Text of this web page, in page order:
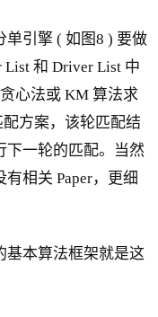
引擎 ( 如图8 ) 要做
和 Driver List 中
心法或 KM 算法求
方案，该轮匹配结
下一轮的匹配。当然
相关 Paper，更细
基本算法框架就是这